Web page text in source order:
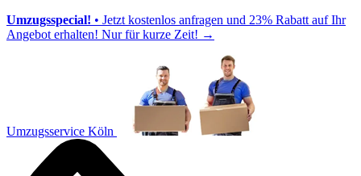
Umzugsspecial! • Jetzt kostenlos anfragen und 23% Rabatt auf Ihr
Angebot erhalten! Nur für kurze Zeit! →
Umzugsservice Köln